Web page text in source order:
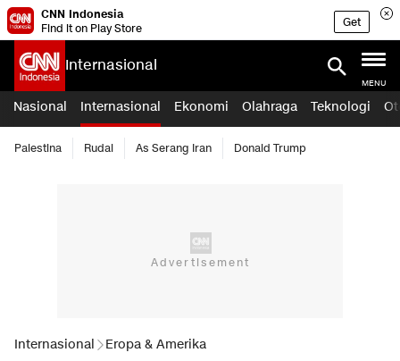
CNN Indonesia
Find it on Play Store
Get
Internasional
MENU
Nasional Internasional Ekonomi Olahraga Teknologi
Palestina Rudal As Serang Iran Donald Trump
Internasional Eropa & Amerika